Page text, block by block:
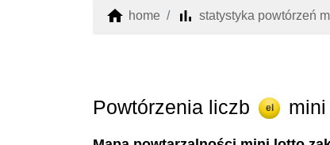
home home bar_chart statystyka powtórzeń
Powtórzenia liczb el